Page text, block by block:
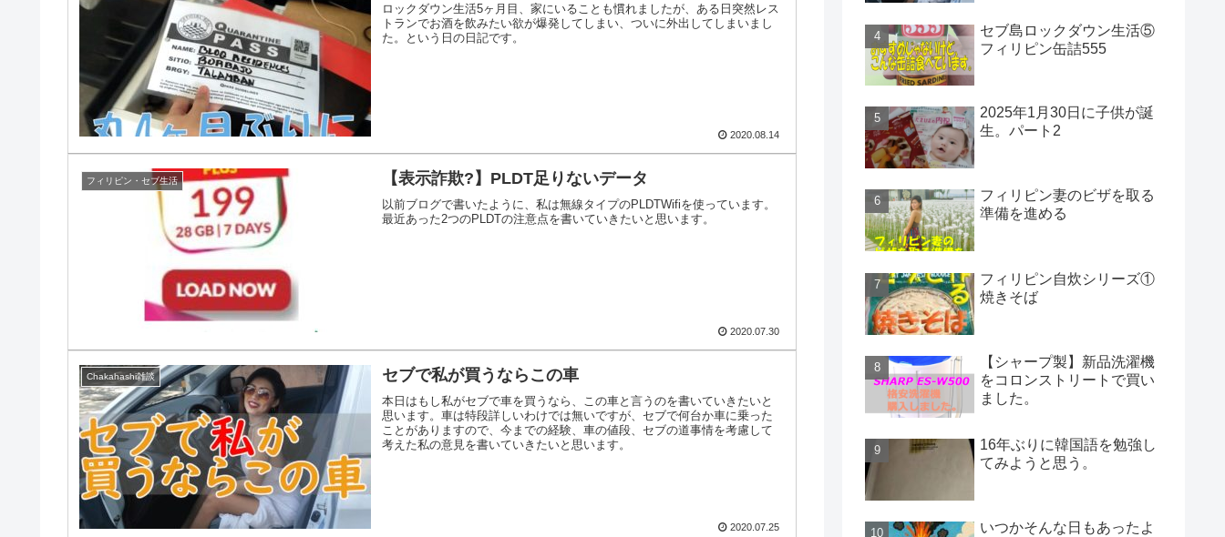
ロックダウン生活5ヶ月目、家にいることも慣れましたが、ある日突然レス
トランでお酒を飲みたい欲が爆発してしまい、ついに外出してしまいまし
た。という日の日記です。
2020.08.14
フィリピン・セブ生活 【表示詐欺?】PLDT足りないデータ
以前ブログで書いたように、私は無線タイプのPLDTWifiを使っています。
最近あった2つのPLDTの注意点を書いていきたいと思います。
2020.07.30
Chakahashi雑談 セブで私が買うならこの車
本日はもし私がセブで車を買うなら、この車と言うのを書いていきたいと
思います。車は特段詳しいわけでは無いですが、セブで何台か車に乗った
ことがありますので、今までの経験、車の値段、セブの道事情を考慮して
考えた私の意見を書いていきたいと思います。
2020.07.25
セブ島ロックダウン生活⑤
フィリピン缶詰555
2025年1月30日に子供が誕
生。パート2
フィリピン妻のビザを取る
準備を進める
フィリピン自炊シリーズ①
焼きそば
【シャープ製】新品洗濯機
をコロンストリートで買い
ました。
16年ぶりに韓国語を勉強し
てみようと思う。
いつかそんな日もあったよ